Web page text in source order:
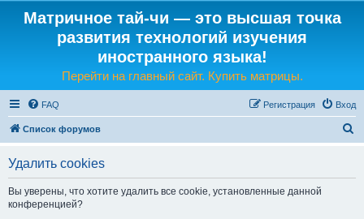
Матричное тай-чи — это высшая точка
развития технологий изучения
иностранного языка!
Перейти на главный сайт. Купить матрицы.
FAQ Вход
Регистрация
Список форумов
Удалить cookies
Вы уверены, что хотите удалить все cookie, установленные данной
конференцией?